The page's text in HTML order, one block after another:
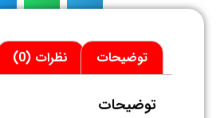
توضیحات نظرات (0)
توضیحات